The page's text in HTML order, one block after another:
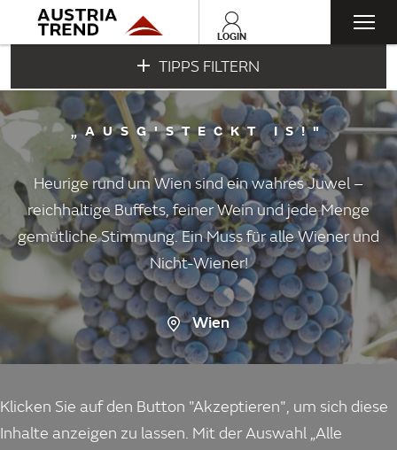
LOGIN
TIPPS FILTERN
„AUSG'STECKT IS!"
Heurige rund um Wien sind ein wahres Juwel –
reichhaltige Buffets, feiner Wein und jede Menge
gemütliche Stimmung. Ein Muss für alle Wiener und
Nicht-Wiener!
Wien
Klicken Sie auf den Button "Akzeptieren", um sich diese
Inhalte anzeigen zu lassen. Mit der Auswahl „Alle